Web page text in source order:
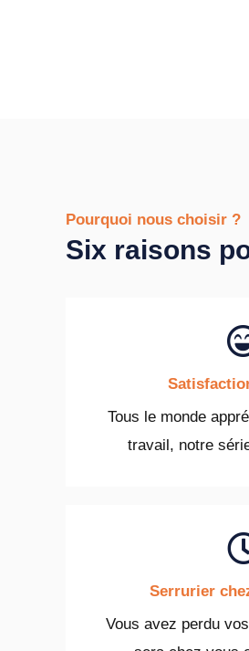
Pourquoi nous choisir ?
Six raisons
Tous le monde
travail, notre
Serrurier
Vous avez perdu